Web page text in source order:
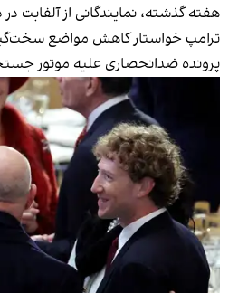
هفته گذشته، نمایندگانی از آلفابت
ترامپ خواستار کاهش مواضع
پرونده ضدانحصاری علیه موتور